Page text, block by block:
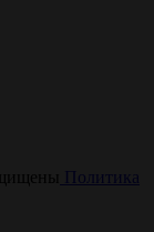
Политика